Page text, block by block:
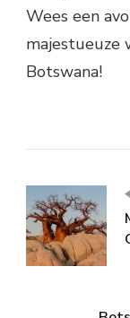
Wees een
majestueuze
Botswana!